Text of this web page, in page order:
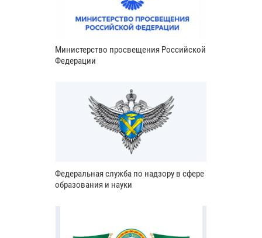
Министерство просвещения Российской
Федерации
Федеральная служба по надзору в сфере
образования и науки